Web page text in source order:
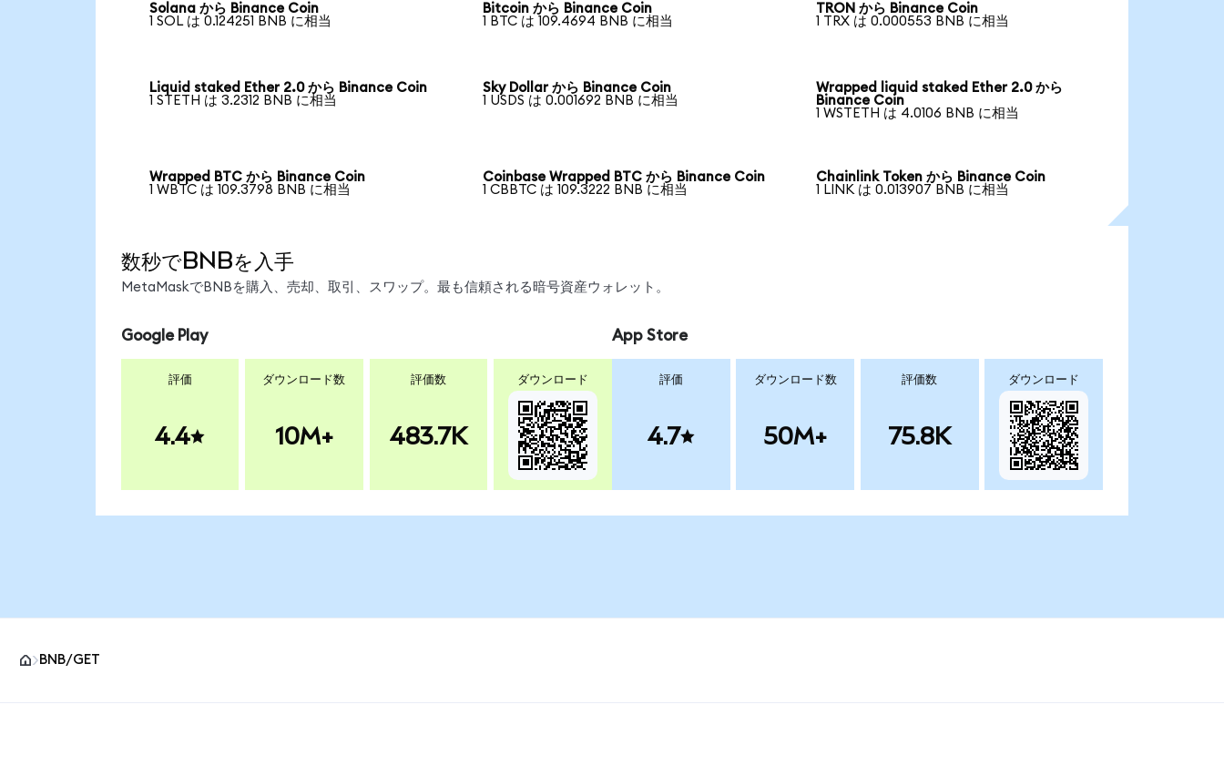
Solana から Binance Coin
1 SOL は 0.124251 BNB に相当
Bitcoin から Binance Coin
1 BTC は 109.4694 BNB に相当
TRON から Binance Coin
1 TRX は 0.000553 BNB に相当
Liquid staked Ether 2.0 から Binance Coin
1 STETH は 3.2312 BNB に相当
Sky Dollar から Binance Coin
1 USDS は 0.001692 BNB に相当
Wrapped liquid staked Ether 2.0 から
Binance Coin
1 WSTETH は 4.0106 BNB に相当
Wrapped BTC から Binance Coin
1 WBTC は 109.3798 BNB に相当
Coinbase Wrapped BTC から Binance Coin
1 CBBTC は 109.3222 BNB に相当
Chainlink Token から Binance Coin
1 LINK は 0.013907 BNB に相当
数秒でBNBを入手
MetaMaskでBNBを購入、売却、取引、スワップ。最も信頼される暗号資産ウォレット。
Google Play
評価
4.4
ダウンロード数
10M+
評価数
483.7K
ダウンロード
App Store
評価
4.7
ダウンロード数
50M+
評価数
75.8K
ダウンロード
BNB/GET